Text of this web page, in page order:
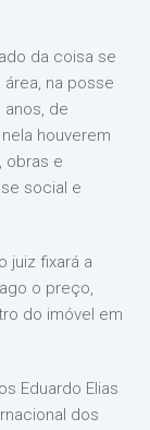
da coisa se
na posse
de
houverem
obras e
social e
juiz fixará a
o preço,
do imóvel em
Eduardo Elias
dos